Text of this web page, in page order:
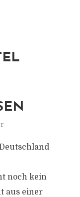
noch kein
aus einer